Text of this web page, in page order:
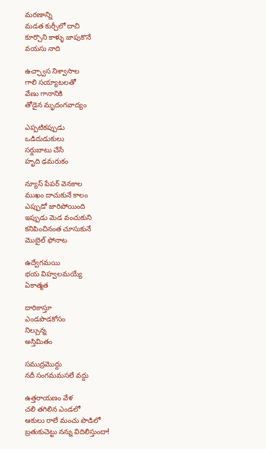
మరణాన్ని
మడత కుర్చీలో దాచి
కూర్చొని కాళ్ళు జాపుకొనే
వయసు నాది
ఉచ్ఛ్వాస నిశ్వాసాల
గాలి సయ్యాటలతో
వేణు గానానికి
తోడైన మృదంగవాద్యం
ఎప్పటికప్పుడు
ఒడిదుడుకులు
సర్దుబాటు చేసే
హృది ఢమరుకం
న్యూస్ పేపర్ వెనకాల
ముఖం దాచుకునే కాలం
ఎప్పుడో జారిపోయింది
ఇప్పుడు మెడ వంచుకుని
కనిపించినంత చూసుకునే
మొబైల్ ఫోనాట
ఉద్వేగమయి
భయ విహ్వలమయ్యే
ఏకాత్మత
దారికాస్తూ
ఎండపొడకోసం
నిల్చున్న
అస్తిమితం
సముద్రమొద్దు
నదీ సంగమమసలే వద్దు
ఉత్తరాయణం వేళ
చలి తగిలిన ఎండలో
ఆకులు రాలే మంచు పొడిలో
బ్రతుకుచెట్టు నన్ను విదిలిస్తుందా!